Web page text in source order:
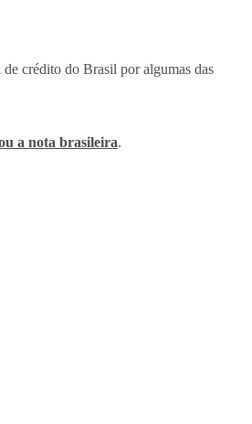
de crédito do Brasil por algumas das
a nota brasileira.